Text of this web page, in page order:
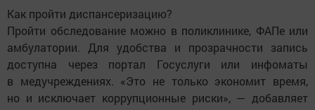
Как пройти диспансеризацию?
Пройти обследование можно в поликлинике, ФАПе или
амбулатории. Для удобства и прозрачности запись
доступна через портал Госуслуги или инфоматы
в медучреждениях. «Это не только экономит время,
но и исключает коррупционные риски», — добавляет